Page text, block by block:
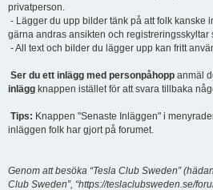
privatperson.
- Lägger du upp bilder tänk på att folk kanske
gärna andras ansikten och registreringsskyltar
- All text och bilder du lägger upp kan fritt
Ser du ett inlägg med personpåhopp anmäl
inlägg knappen istället för att svara tillbaka
Tips: Knappen "Senaste Inläggen" i
inläggen folk har gjort på forumet.
Genom att besöka “Tesla Club Sweden”
Club Sweden”, “https://teslaclubsweden.se/